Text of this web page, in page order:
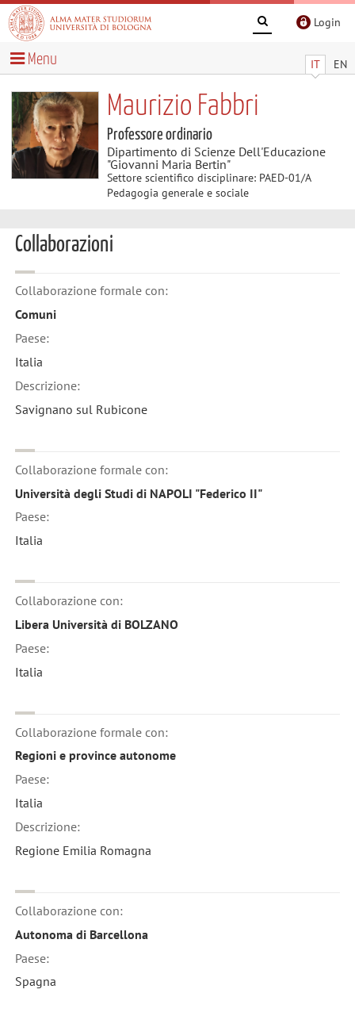
Login
IT EN
Menu
Maurizio Fabbri
Professore ordinario
Dipartimento di Scienze Dell'Educazione
"Giovanni Maria Bertin"
Settore scientifico disciplinare: PAED-01/A
Pedagogia generale e sociale
Collaborazioni
Collaborazione formale con:
Comuni
Paese:
Italia
Descrizione:
Savignano sul Rubicone
Collaborazione formale con:
Università degli Studi di NAPOLI "Federico II"
Paese:
Italia
Collaborazione con:
Libera Università di BOLZANO
Paese:
Italia
Collaborazione formale con:
Regioni e province autonome
Paese:
Italia
Descrizione:
Regione Emilia Romagna
Collaborazione con:
Autonoma di Barcellona
Paese:
Spagna